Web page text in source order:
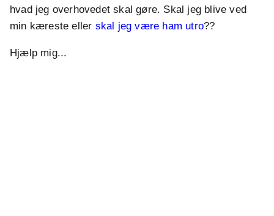
hvad jeg overhovedet skal gøre. Skal jeg blive ved
min kæreste eller skal jeg være ham utro??
Hjælp mig...